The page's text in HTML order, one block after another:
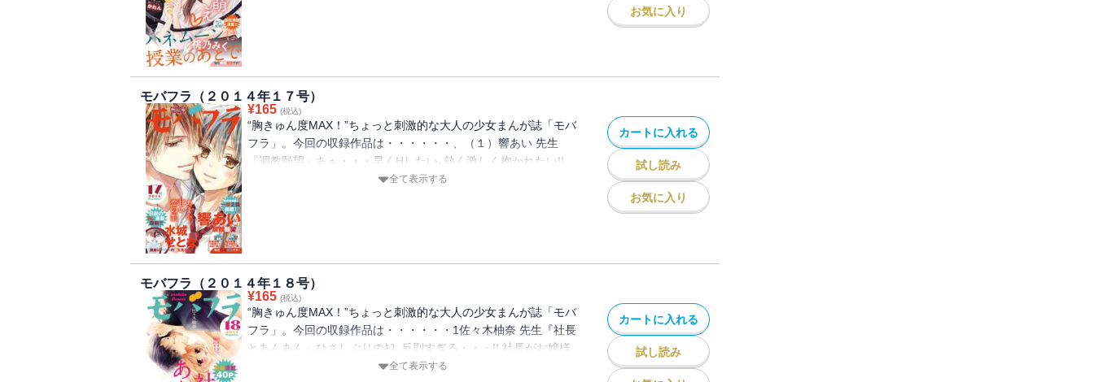
を可愛がってるみたい・・・! 高校時代の元ｶﾚ･新(あらた)と復活
したOL･実花｡ﾏｸﾞﾛ女だったけど､大好きな新のﾃｸで､いっぱい開
発されちゃった♪ ・・・でも､元ｶﾉたちも､こｰやってｲｶされてた
のかな・・・? そんな矢先､元ｶﾉの一人が現れて・・・実は新が
SM好き疑惑!? ｼﾞｪﾗｼｰﾌﾟﾚｲで､またおかしくなっちゃう・・・!!JK
この一冊でオトナのラブストーリー満開 !
お気に入り
モバフラ（２０１４年１７号）
¥165 (税込)
“胸きゅん度MAX！”ちょっと刺激的な大人の少女まんが誌「モバ
フラ」。今回の収録作品は・・・・・・、（１）響あい 先生
『調教願望』あぁ・・・早くHしたい｡熱く激しく抱かれたい!!
義兄妹だけど内緒でつきあい始めた､ﾓﾃ男の真弘&H願望全開の
私､感じてた? あのまま手が止まらなかったら､どうなっちゃって
た・・・?? JK渚は､経験豊富なﾌﾘしてるけど､実は処女｡校則破
りに厳しい､ｲｹﾒﾝｸｰﾙな戸崎会長を黙らせたくて､逆ﾁｶﾝをしかけた
ら・・・うそっ､なんであいつの指が下着の中に!!? こんなとき､
どうしたらいいのか､知らないのに・・・頭､真っ白・・・!!
（３）鮎川未緒 先生『ねぇ､お姉ｻﾝいいでしょう？5』あなた､本
全て表示する
カートに入れる
試し読み
お気に入り
モバフラ（２０１４年１８号）
¥165 (税込)
“胸きゅん度MAX！”ちょっと刺激的な大人の少女まんが誌「モバ
フラ」。今回の収録作品は・・・・・・1佐々木柚奈 先生『社長
とあんあん』ひさしぶりのｷｽ､反則すぎる・・・!! 社長がお嬢様
と婚約破棄したって聞いてかけつけた､ｺｽﾌﾟﾚﾓﾃﾞﾙの杏｡そのせい
全て表示する
カートに入れる
試し読み